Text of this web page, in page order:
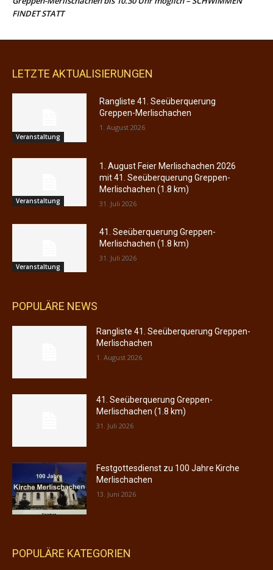
LETZTE AKTUALISIERUNGEN
Veranstaltung
Rangliste 41. Seeüberquerung
Greppen-Merlischachen
1. August 2026
Veranstaltung
1. August Feier Merlischachen 2026
mit 41. Seeüberquerung Greppen-
Merlischachen (1.8 km)
31. Juli 2026
Veranstaltung
41. Seeüberquerung Greppen-
Merlischachen (1.8 km)
31. Juli 2026
POPULÄRE NEWS
Rangliste 41. Seeüberquerung Greppen-
Merlischachen
1. August 2026
41. Seeüberquerung Greppen-
Merlischachen (1.8 km)
31. Juli 2026
Festgottesdienst zu 100 Jahre Kirche
Merlischachen
13. Juni 2026
POPULÄRE KATEGORIEN